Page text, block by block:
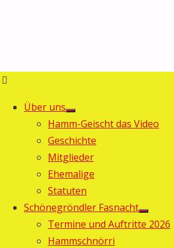
Über uns
Hamm-Geischt das Video
Geschichte
Mitglieder
Ehemalige
Statuten
Schönegröndler Fasnacht
Termine und Auftritte 2026
Hammschnörri